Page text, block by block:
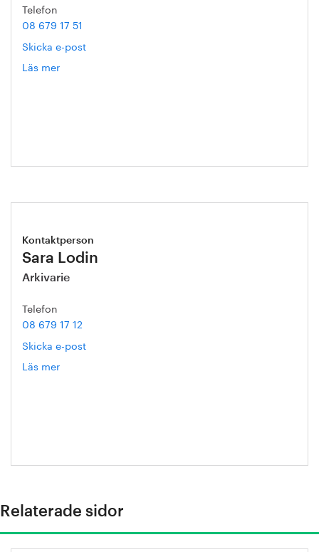
Telefon
08 679 17 51
Skicka e-post
Läs mer
Kontaktperson
Sara Lodin
Arkivarie
Telefon
08 679 17 12
Skicka e-post
Läs mer
Relaterade sidor